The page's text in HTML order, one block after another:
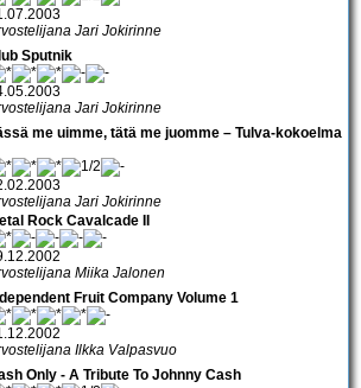
Jari Jokirinne
Sputnik
Jari Jokirinne
me uimme, tätä me juomme – Tulva-kokoelma
Jari Jokirinne
Rock Cavalcade II
Miika Jalonen
Fruit Company Volume 1
Ilkka Valpasvuo
Only - A Tribute To Johnny Cash